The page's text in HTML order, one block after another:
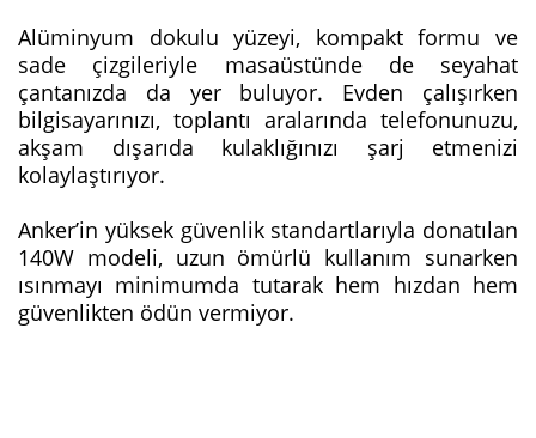
Alüminyum dokulu yüzeyi, kompakt formu ve
sade çizgileriyle masaüstünde de seyahat
çantanızda da yer buluyor. Evden çalışırken
bilgisayarınızı, toplantı aralarında telefonunuzu,
akşam dışarıda kulaklığınızı şarj etmenizi
kolaylaştırıyor.
Anker’in yüksek güvenlik standartlarıyla donatılan
140W modeli, uzun ömürlü kullanım sunarken
ısınmayı minimumda tutarak hem hızdan hem
güvenlikten ödün vermiyor.